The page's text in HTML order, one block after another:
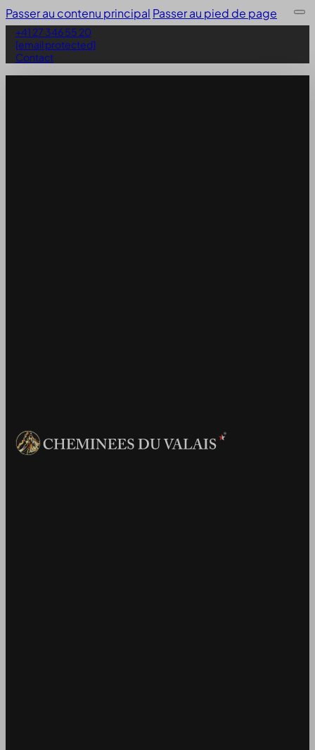
Passer au contenu principal Passer au pied de page
+41 27 346 55 20
[email protected]
Contact